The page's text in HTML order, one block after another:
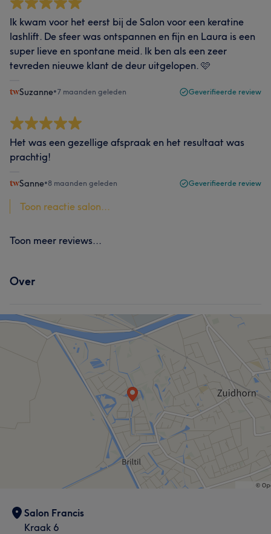
Ik kwam voor het eerst bij de Salon voor een keratine
lashlift. De sfeer was ontspannen en fijn en Laura is een
super lieve en spontane meid. Ik ben als een zeer
tevreden nieuwe klant de deur uitgelopen. 🩷
Suzanne•7 maanden geleden Geverifieerde review
Het was een gezellige afspraak en het resultaat was
prachtig!
Sanne•8 maanden geleden Geverifieerde review
Toon reactie salon...
Toon meer reviews...
Over
Salon Francis
Kraak 6